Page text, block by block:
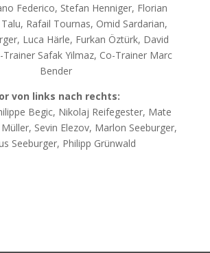
Federico, Stefan Henniger, Florian
Rafail Tournas, Omid Sardarian,
Luca Härle, Furkan Öztürk, David
Trainer Safak Yilmaz, Co-Trainer Marc
Bender
von links nach rechts:
Begic, Nikolaj Reifegester, Mate
Sevin Elezov, Marlon Seeburger,
Seeburger, Philipp Grünwald